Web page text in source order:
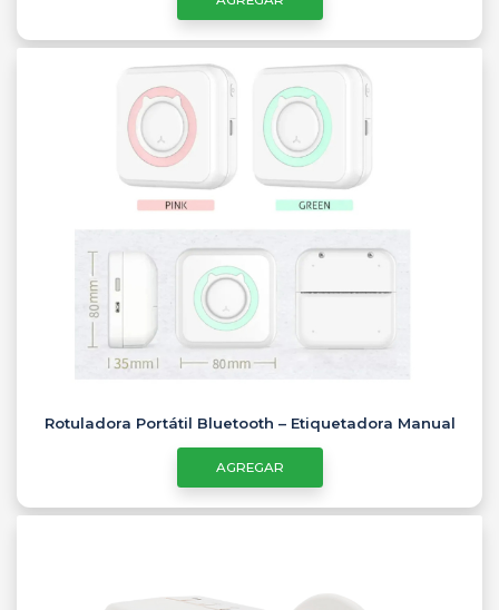
Rotuladora Portátil Bluetooth – Etiquetadora Manual
AGREGAR